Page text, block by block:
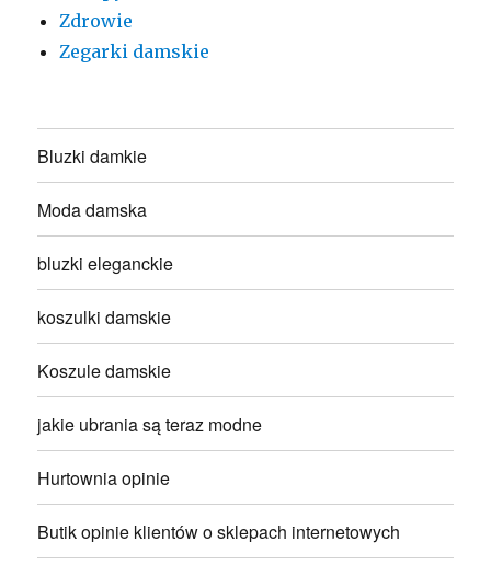
Zdrowie
Zegarki damskie
Bluzki damkie
Moda damska
bluzki eleganckie
koszulki damskie
Koszule damskie
jakie ubrania są teraz modne
Hurtownia opinie
Butik opinie klientów o sklepach internetowych